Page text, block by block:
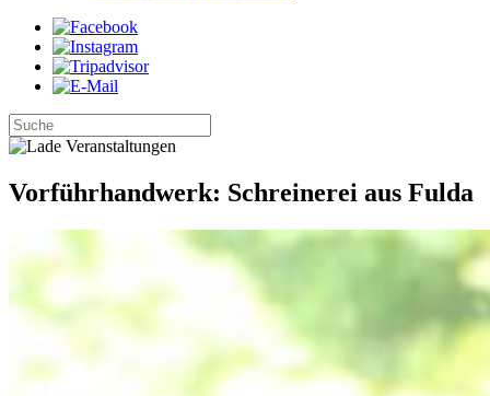
Vorführhandwerk: Schreinerei aus Fulda